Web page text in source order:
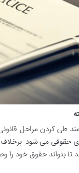
طی کردن مراحل
حقوقی می شود. برخلاف
تا بتواند حقوق خود را